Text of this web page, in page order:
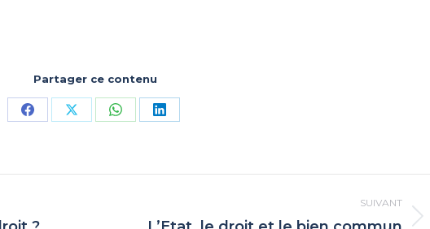
Partager ce contenu
PartagerPartagerPartagerPartager
SUIVANT